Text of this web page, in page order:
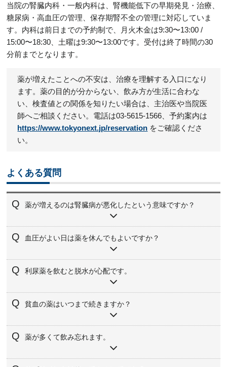
当院の腎臓内科・一般内科は、腎機能低下の早期発見・治療、
糖尿病・高血圧の管理、保存期腎不全の管理に対応していま
す。内科は前日までの予約制で、月火木金は9:30〜13:00 /
15:00〜18:30、土曜は9:30〜13:00です。受付は終了時間の30
分前までとなります。
薬が増えたことへの不安は、治療を理解する入口になり
ます。薬の目的が分からない、飲み方が生活に合わな
い、検査値との関係を知りたい場合は、主治医や当院医
師へご相談ください。電話は03-5615-1566、予約案内は
https://www.tokyonext.jp/reservation をご確認くださ
い。
よくある質問
薬が増えるのは腎臓病が悪化したという意味ですか？
必ずしもそうとは限りません。血圧、むくみ、貧血、検査
値を整えるために、早めに薬を調整することがあります。
血圧がよい日は薬を休んでもよいですか？
自己判断で休むと血圧が不安定になることがあります。家
庭血圧の記録を持って主治医へ相談してください。
利尿薬を飲むと脱水が心配です。
腎機能、尿量、血圧、体重を見ながら調整します。口渇、
ふらつき、体重変化がある場合は早めに相談してくださ
貧血の薬はいつまで続きますか？
ヘモグロビンや鉄の状態、腎機能によって異なります。症
状だけでなく検査値を見ながら判断します。
薬が多くて飲み忘れます。
一包化、飲む時間の整理、回数の調整などを相談できる場